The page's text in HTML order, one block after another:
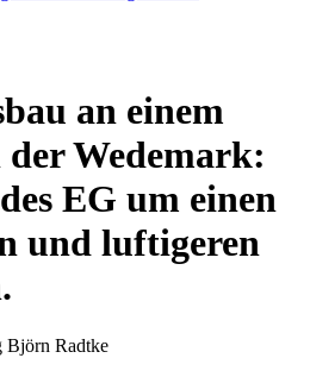
an einem
Wedemark:
EG um einen
und luftigeren
Björn Radtke